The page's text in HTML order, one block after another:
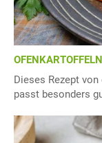
Dieses Rezept
passt besonders